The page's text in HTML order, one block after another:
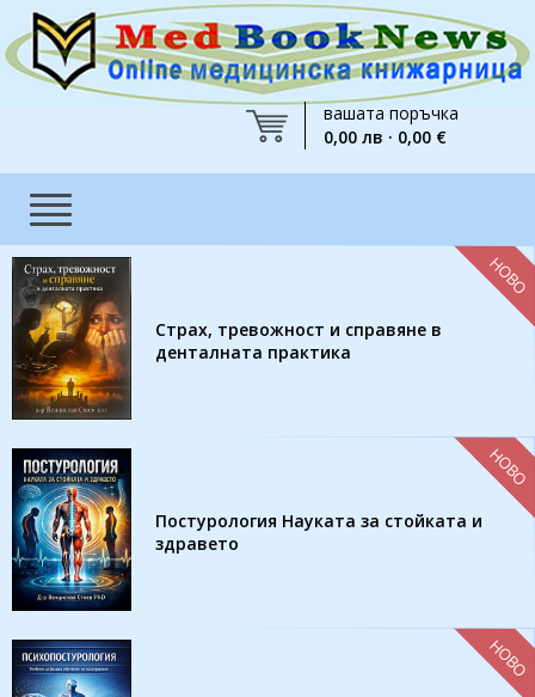
вашата поръчка
0,00 лв · 0,00 €
Страх, тревожност и справяне в
денталната практика
НОВО
Постурология Науката за стойката и
здравето
НОВО
НОВО